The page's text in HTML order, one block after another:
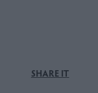
SHARE IT